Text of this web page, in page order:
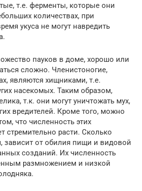
т.е. ферменты, которые они
количествах, при
укуса не могут навредить
пауков в доме, хорошо или
сложно. Членистоногие,
являются хищниками, т.е.
насекомых. Таким образом,
т.к. они могут уничтожать мух,
вредителей. Кроме того, можно
что численность этих
стремительно расти. Сколько
зависит от обилия пищи и видовой
созданий. Их численность
размножением и низкой